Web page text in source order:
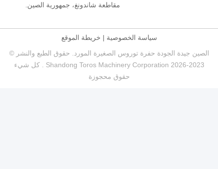
مقاطعة شاندونغ، جمهورية الصين.
سياسة الخصوصية|خريطة الموقع
الصين جيدة الجودة حفرة توروس الصغيرة المورد. حقوق الطبع والنشر ©
2023-2026 Shandong Toros Machinery Corporation . كل شيء
حقوق محجوزة